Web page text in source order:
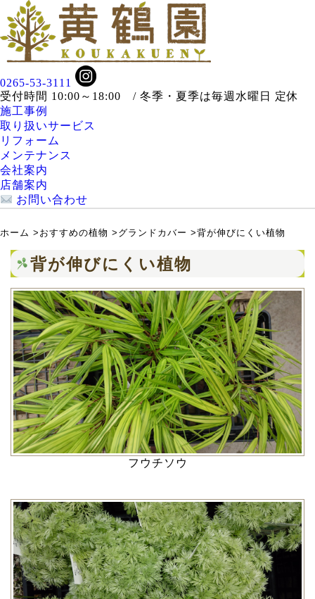
0265-53-3111
受付時間 10:00～18:00 / 冬季・夏季は毎週水曜日 定休
施工事例
取り扱いサービス
リフォーム
メンテナンス
会社案内
店舗案内
お問い合わせ
ホーム > おすすめの植物 > グランドカバー >背が伸びにくい植物
背が伸びにくい植物
フウチソウ